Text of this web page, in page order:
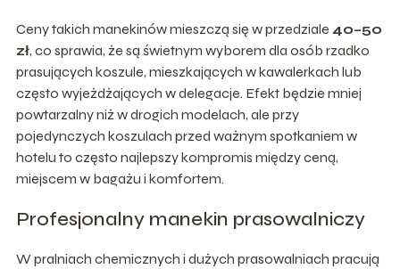
Ceny takich manekinów mieszczą się w przedziale 40–50
zł, co sprawia, że są świetnym wyborem dla osób rzadko
prasujących koszule, mieszkających w kawalerkach lub
często wyjeżdżających w delegacje. Efekt będzie mniej
powtarzalny niż w drogich modelach, ale przy
pojedynczych koszulach przed ważnym spotkaniem w
hotelu to często najlepszy kompromis między ceną,
miejscem w bagażu i komfortem.
Profesjonalny manekin prasowalniczy
W pralniach chemicznych i dużych prasowalniach pracują